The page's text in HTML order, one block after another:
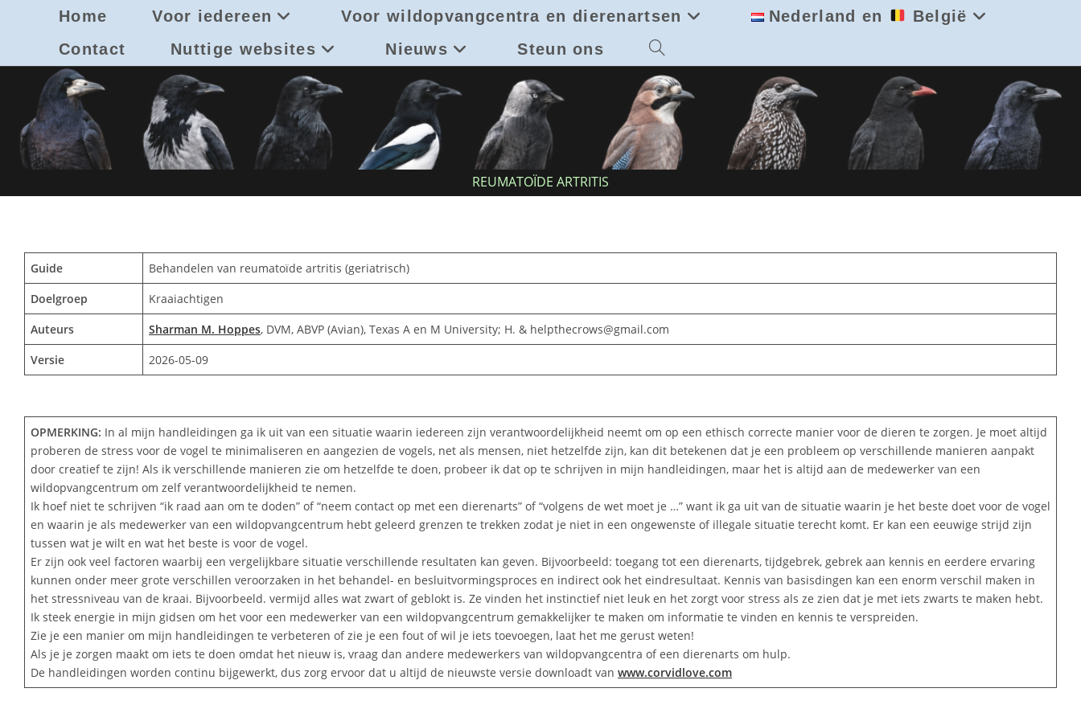
Home Voor iedereen Voor wildopvangcentra en dierenartsen Nederland en
België
Contact
Nuttige websites Nieuws Steun ons Toggle
site
zoeken
REUMATOÏDE ARTRITIS
Guide
Behandelen van reumatoïde artritis (geriatrisch)
Doelgroep
Kraaiachtigen
Auteurs
Sharman M. Hoppes, DVM, ABVP (Avian), Texas A en M University; H. & helpthecrows@gmail.com
Versie
2026-05-09
OPMERKING: In al mijn handleidingen ga ik uit van een situatie waarin iedereen zijn verantwoordelijkheid neemt om op een ethisch correcte manier voor de dieren te zorgen. Je moet altijd
proberen de stress voor de vogel te minimaliseren en aangezien de vogels, net als mensen, niet hetzelfde zijn, kan dit betekenen dat je een probleem op verschillende manieren aanpakt
door creatief te zijn! Als ik verschillende manieren zie om hetzelfde te doen, probeer ik dat op te schrijven in mijn handleidingen, maar het is altijd aan de medewerker van een
wildopvangcentrum om zelf verantwoordelijkheid te nemen.
Ik hoef niet te schrijven “ik raad aan om te doden” of “neem contact op met een dierenarts” of “volgens de wet moet je …” want ik ga uit van de situatie waarin je het beste doet voor de vogel
en waarin je als medewerker van een wildopvangcentrum hebt geleerd grenzen te trekken zodat je niet in een ongewenste of illegale situatie terecht komt. Er kan een eeuwige strijd zijn
tussen wat je wilt en wat het beste is voor de vogel.
Er zijn ook veel factoren waarbij een vergelijkbare situatie verschillende resultaten kan geven. Bijvoorbeeld: toegang tot een dierenarts, tijdgebrek, gebrek aan kennis en eerdere ervaring
kunnen onder meer grote verschillen veroorzaken in het behandel- en besluitvormingsproces en indirect ook het eindresultaat. Kennis van basisdingen kan een enorm verschil maken in
het stressniveau van de kraai. Bijvoorbeeld. vermijd alles wat zwart of geblokt is. Ze vinden het instinctief niet leuk en het zorgt voor stress als ze zien dat je met iets zwarts te maken hebt.
Ik steek energie in mijn gidsen om het voor een medewerker van een wildopvangcentrum gemakkelijker te maken om informatie te vinden en kennis te verspreiden.
Zie je een manier om mijn handleidingen te verbeteren of zie je een fout of wil je iets toevoegen, laat het me gerust weten!
Als je je zorgen maakt om iets te doen omdat het nieuw is, vraag dan andere medewerkers van wildopvangcentra of een dierenarts om hulp.
De handleidingen worden continu bijgewerkt, dus zorg ervoor dat u altijd de nieuwste versie downloadt van www.corvidlove.com